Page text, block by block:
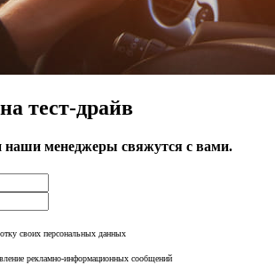
тест-драйв
наши менеджеры свяжутся с вами.
своих персональных данных
рекламно-информационных сообщений